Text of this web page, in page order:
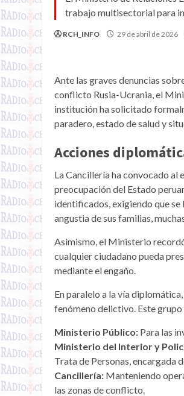
trabajo multisectorial para
RCH_INFO 29 de abril de 2026
Ante las graves denuncias
conflicto Rusia-Ucrania, el
institución ha solicitado
paradero, estado de salud y
Acciones
La Cancillería ha convocado al
preocupación del Estado
identificados, exigiendo que
angustia de sus familias,
Asimismo, el Ministerio
cualquier ciudadano pueda
mediante el engaño.
En paralelo a la vía
fenómeno delictivo. Este grupo
Ministerio Público: Para las
Ministerio del Interior y
Trata de Personas, encargada
Cancillería: Manteniendo
las zonas de conflicto.